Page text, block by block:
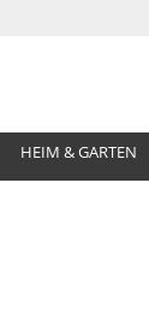
HEIM & GARTEN